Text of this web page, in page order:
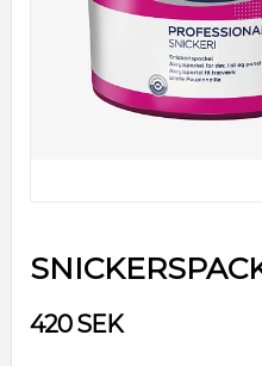
420 SEK